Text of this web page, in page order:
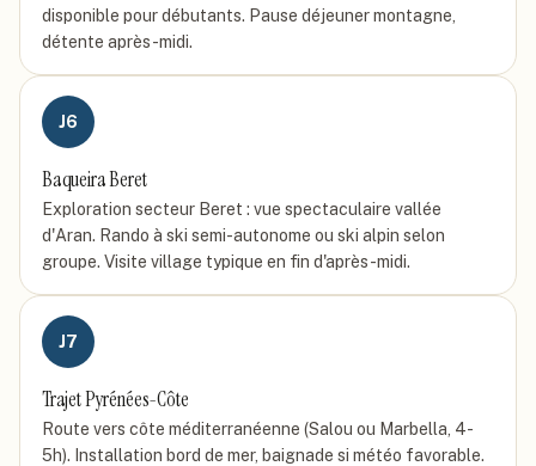
disponible pour débutants. Pause déjeuner montagne,
détente après-midi.
J6
Baqueira Beret
Exploration secteur Beret : vue spectaculaire vallée
d'Aran. Rando à ski semi-autonome ou ski alpin selon
groupe. Visite village typique en fin d'après-midi.
J7
Trajet Pyrénées-Côte
Route vers côte méditerranéenne (Salou ou Marbella, 4-
5h). Installation bord de mer, baignade si météo favorable.